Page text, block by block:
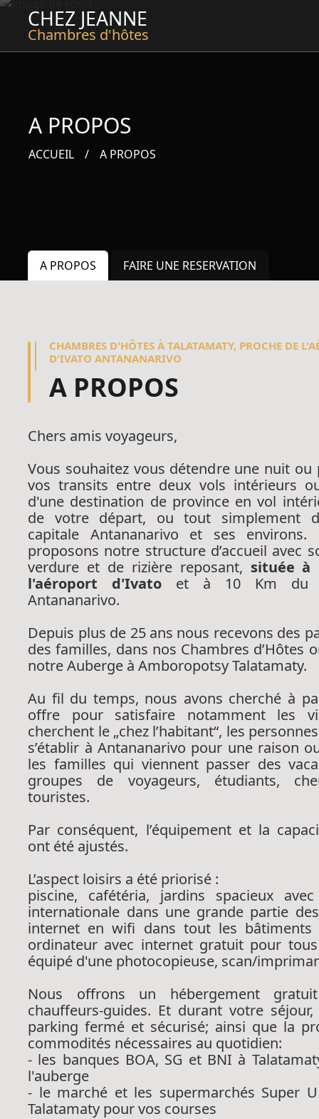
CHEZ JEANNE
Chambres d'hôtes
A PROPOS
ACCUEIL A PROPOS
A PROPOS FAIRE UNE RESERVATION
CHAMBRES D'HÔTES À TALATAMATY, PROCHE DE
D'IVATO ANTANANARIVO
A PROPOS
Chers amis voyageurs,
Vous souhaitez vous détendre une nuit ou
vos transits entre deux vols intérieurs
d'une destination de province en vol
de votre départ, ou tout simplement
capitale Antananarivo et ses environs.
proposons notre structure d’accueil avec
verdure et de rizière reposant, située à
l'aéroport d'Ivato et à 10 Km du
Antananarivo.
Depuis plus de 25 ans nous recevons des
des familles, dans nos Chambres d’Hôtes
notre Auberge à Amboropotsy Talatamaty.
Au fil du temps, nous avons cherché à
offre pour satisfaire notamment les
cherchent le „chez l’habitant“, les
s’établir à Antananarivo pour une raison
les familles qui viennent passer des
groupes de voyageurs, étudiants,
touristes.
Par conséquent, l’équipement et la
ont été ajustés.
L’aspect loisirs a été priorisé :
piscine, cafétéria, jardins spacieux
internationale dans une grande partie
internet en wifi dans tout les bâtiments
ordinateur avec internet gratuit pour
équipé d'une photocopieuse, scan/
Nous offrons un hébergement
chauffeurs-guides. Et durant votre
parking fermé et sécurisé; ainsi que la
commodités nécessaires au quotidien:
- les banques BOA, SG et BNI à
l'auberge
- le marché et les supermarchés Super
Talatamaty pour vos courses